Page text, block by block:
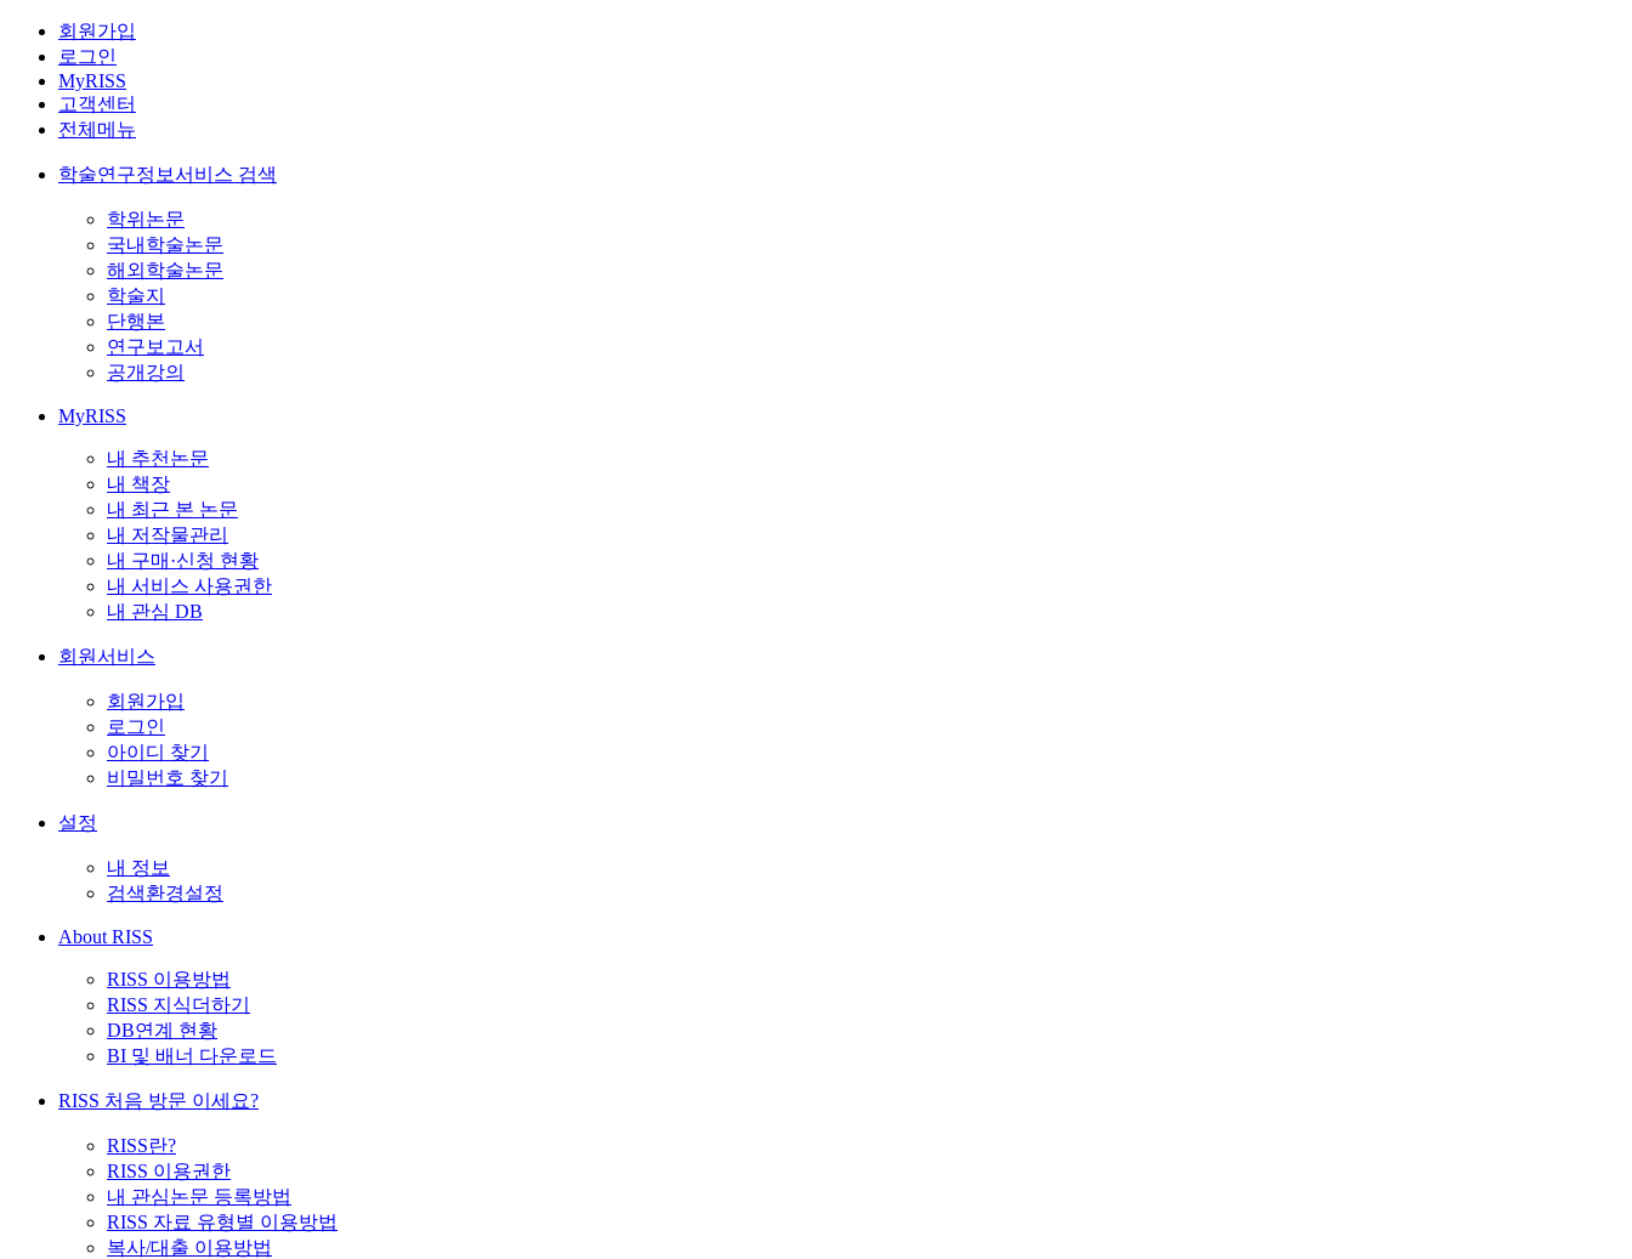
회원가입
로그인
MyRISS
고객센터
전체메뉴
학술연구정보서비스 검색
학위논문
국내학술논문
해외학술논문
학술지
단행본
연구보고서
공개강의
MyRISS
내 추천논문
내 책장
내 최근 본 논문
내 저작물관리
내 구매·신청 현황
내 서비스 사용권한
내 관심 DB
회원서비스
회원가입
로그인
아이디 찾기
비밀번호 찾기
설정
내 정보
검색환경설정
About RISS
RISS 이용방법
RISS 지식더하기
DB연계 현황
BI 및 배너 다운로드
RISS 처음 방문 이세요?
RISS란?
RISS 이용권한
내 관심논문 등록방법
RISS 자료 유형별 이용방법
복사/대출 이용방법